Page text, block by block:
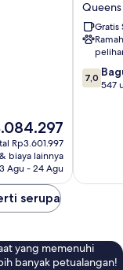
Rp3.601.997
biaya lainnya
Agu - 24 Agu
JFK
Airport
Blvd
Queens
Queens
Gratis
7.0
dari
7,0
547
serupa
yang memenuhi
banyak petualangan!